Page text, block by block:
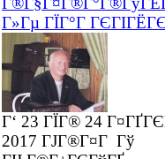
Г»Гµ ГЇГ°Г
Г‘ 23 ГЇГ® 24
2017 ГЈГ®Г¤Г Гў